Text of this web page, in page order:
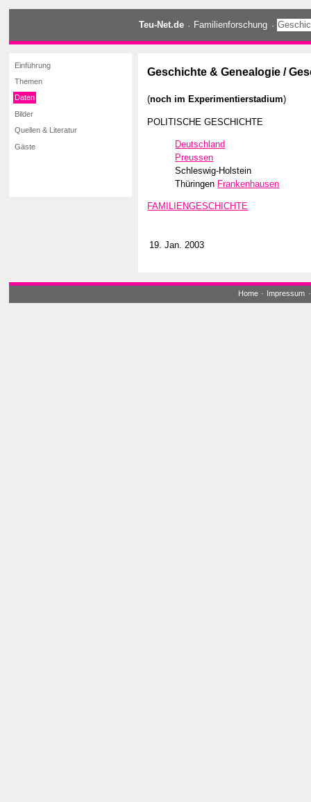
Teu-Net.de · Familienforschung ·
Einführung
Themen
Daten
Bilder
Quellen & Literatur
Gäste
Geschichte & Genealogie /
(noch im Experimentierstadium)
POLITISCHE GESCHICHTE
Deutschland
Preussen
Schleswig-Holstein
Thüringen Frankenhausen
FAMILIENGESCHICHTE
19. Jan. 2003
Home · Impressum